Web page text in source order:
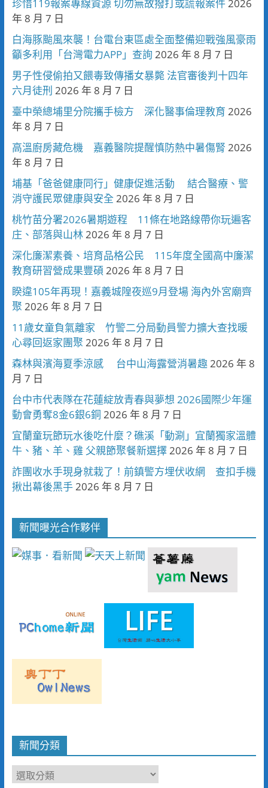
珍惜119報案專線資源 切勿無故撥打或謊報案件2026
年 8 月 7 日
白海豚颱風來襲！台電台東區處全面整備迎戰強風豪雨
籲多利用「台灣電力APP」查詢 2026 年 8 月 7 日
男子性侵偷拍又餵毒致傳播女暴斃 法官審後判十四年
六月徒刑 2026 年 8 月 7 日
臺中榮總埔里分院攜手檢方 深化醫事倫理教育 2026
年 8 月 7 日
高溫廚房藏危機 嘉義醫院提醒慎防熱中暑傷腎 2026
年 8 月 7 日
埔基「爸爸健康同行」健康促進活動 結合醫療、警
消守護民眾健康與安全 2026 年 8 月 7 日
桃竹苗分署2026暑期遊程 11條在地路線帶你玩遍客
庄、部落與山林2026 年 8 月 7 日
深化廉潔素養、培育品格公民 115年度全國高中廉潔
教育研習營成果豐碩 2026 年 8 月 7 日
睽違105年再現！嘉義城隍夜巡9月登場 海內外宮廟齊
聚 2026 年 8 月 7 日
11歲女童負氣離家 竹警二分局動員警力擴大查找暖
心尋回返家團聚 2026 年 8 月 7 日
森林與濱海夏季涼感 台中山海露營消暑趣2026 年 8
月 7 日
台中市代表隊在花蓮綻放青春與夢想 2026國際少年運
動會勇奪8金6銀6銅 2026 年 8 月 7 日
宜蘭童玩節玩水後吃什麼？礁溪「動涮」宜蘭獨家溫體
牛、豬、羊、雞 父親節聚餐新選擇2026 年 8 月 7 日
詐團收水手現身就栽了！前鎮警方埋伏收網 查扣手機
揪出幕後黑手2026 年 8 月 7 日
新聞曝光合作夥伴
新聞分類
新